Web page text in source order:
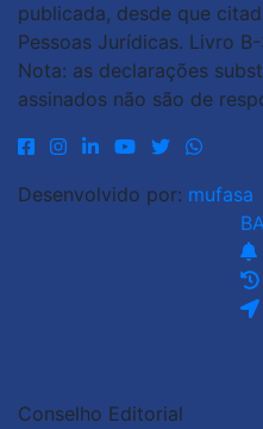
publicada, desde que
Pessoas Jurídicas. Livro
Nota: as declarações
assinados não são de
Desenvolvido por: mufasa
Conselho Editorial